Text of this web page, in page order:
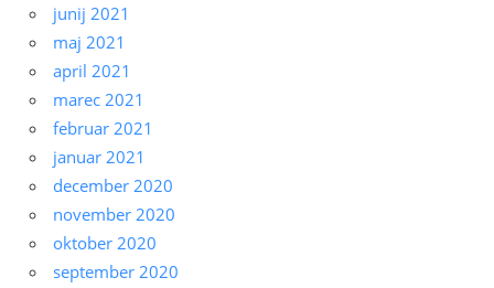
junij 2021
maj 2021
april 2021
marec 2021
februar 2021
januar 2021
december 2020
november 2020
oktober 2020
september 2020